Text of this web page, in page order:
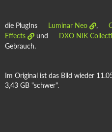
die PlugIns Luminar Neo ,
Effects
und DXO NIK
Gebrauch.
Im Original ist das Bild wieder
3,43 GB "schwer".